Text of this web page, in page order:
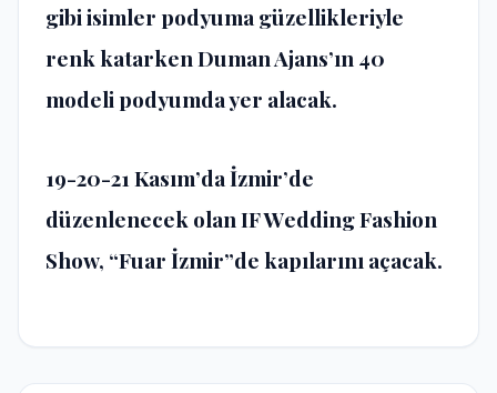
gibi isimler podyuma güzellikleriyle
renk katarken Duman Ajans’ın 40
modeli podyumda yer alacak.
19-20-21 Kasım’da İzmir’de
düzenlenecek olan IF Wedding Fashion
Show, “Fuar İzmir”de kapılarını açacak.